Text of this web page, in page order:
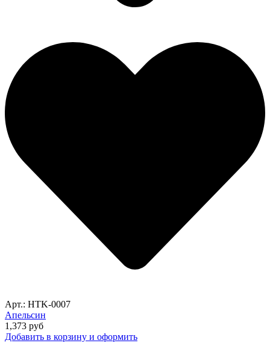
Арт.: HTK-0007
Апельсин
1,373 руб
Добавить в корзину и оформить